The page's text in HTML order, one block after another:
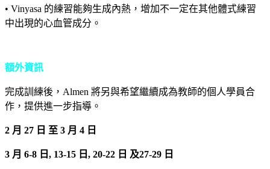
• Vinyasa 的練習能夠生成內熱，增加不一定在其他體式練習
中出現的心血管成分。
額外資訊
完成訓練後，Almen 將另與希望繼續成為教師的個人學員合
作，提供進一步指導。
2 月 27 日 至 3 月 4 日
3 月 6-8 日, 13-15 日, 20-22 日 及27-29 日